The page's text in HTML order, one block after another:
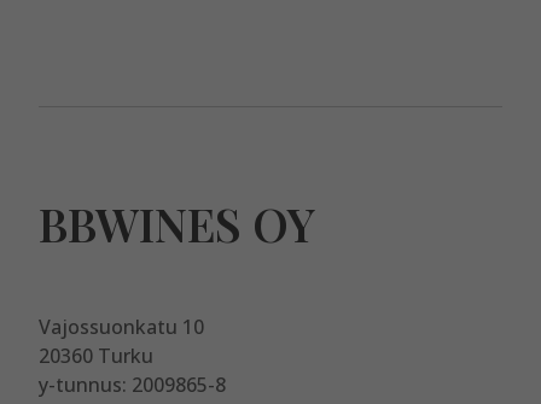
BBWINES OY
Vajossuonkatu 10
20360 Turku
y-tunnus: 2009865-8